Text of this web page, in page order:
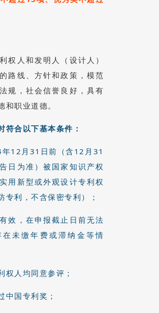
权人和发明人（设计人）
路线、方针和政策，模范
规，社会信誉良好，具有
和职业道德。
符合以下基本条件：
年12月31日前（含12月31
日为准）被国家知识产权
用新型或外观设计专利权
专利，不含保密专利）；
效，在申报截止日前无法
未缴年费或滞纳金等情
权人均同意参评；
中国专利奖；